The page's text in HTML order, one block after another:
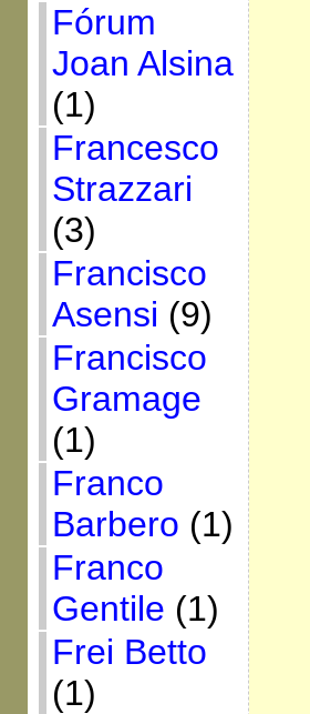
Fórum
Joan Alsina
(1)
Francesco
Strazzari
(3)
Francisco
Asensi (9)
Francisco
Gramage
(1)
Franco
Barbero (1)
Franco
Gentile (1)
Frei Betto
(1)